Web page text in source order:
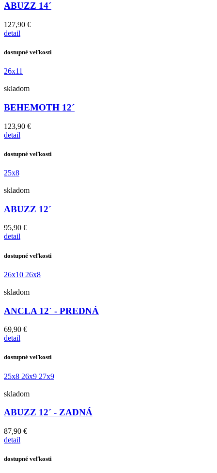
ABUZZ 14´
127,90 €
detail
dostupné veľkosti
26x11
skladom
BEHEMOTH 12´
123,90 €
detail
dostupné veľkosti
25x8
skladom
ABUZZ 12´
95,90 €
detail
dostupné veľkosti
26x10 26x8
skladom
ANCLA 12´ - PREDNÁ
69,90 €
detail
dostupné veľkosti
25x8 26x9 27x9
skladom
ABUZZ 12´ - ZADNÁ
87,90 €
detail
dostupné veľkosti